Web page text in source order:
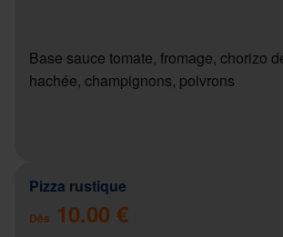
Base sauce tomate, fromage, chorizo
hachée, champignons, poivrons
Pizza rustique
Dès 10.00 €